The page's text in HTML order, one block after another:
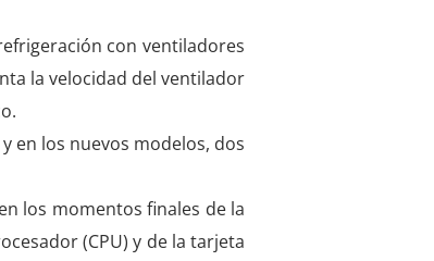
con ventiladores
la velocidad del ventilador
en los nuevos modelos, dos
los momentos finales de la
(CPU) y de la tarjeta